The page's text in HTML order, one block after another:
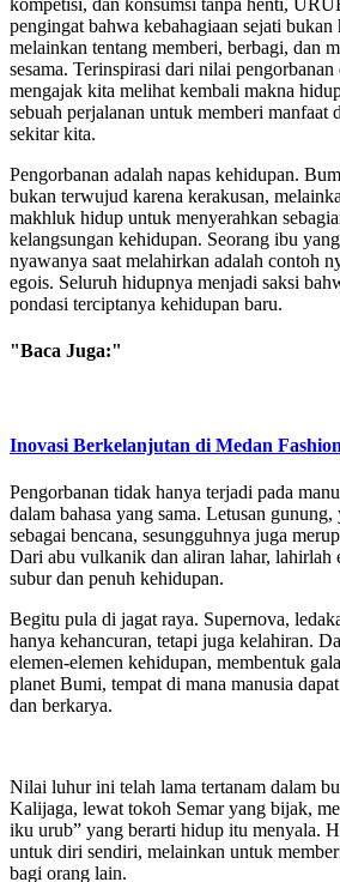
pengingat bahwa kebahagiaan sejati
melainkan tentang memberi, berbagi, dan
sesama. Terinspirasi dari nilai
mengajak kita melihat kembali makna
sebuah perjalanan untuk memberi manfaat
sekitar kita.
Pengorbanan adalah napas kehidupan.
bukan terwujud karena kerakusan,
makhluk hidup untuk menyerahkan
kelangsungan kehidupan. Seorang ibu
nyawanya saat melahirkan adalah contoh
egois. Seluruh hidupnya menjadi saksi
pondasi terciptanya kehidupan baru.
"Baca Juga:"
Inovasi Berkelanjutan di Medan
Pengorbanan tidak hanya terjadi pada
dalam bahasa yang sama. Letusan
sebagai bencana, sesungguhnya juga
Dari abu vulkanik dan aliran lahar, lahirlah
subur dan penuh kehidupan.
Begitu pula di jagat raya. Supernova,
hanya kehancuran, tetapi juga kelahiran.
elemen-elemen kehidupan, membentuk
planet Bumi, tempat di mana manusia
dan berkarya.
Nilai luhur ini telah lama tertanam dalam
Kalijaga, lewat tokoh Semar yang bijak,
iku urub” yang berarti hidup itu menyala.
untuk diri sendiri, melainkan untuk
bagi orang lain.